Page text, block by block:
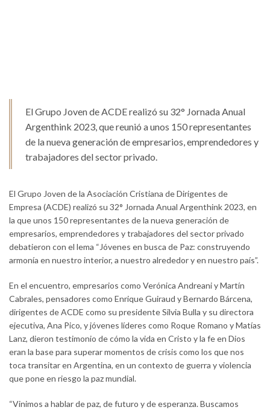
El Grupo Joven de ACDE realizó su 32° Jornada Anual
Argenthink 2023, que reunió a unos 150 representantes
de la nueva generación de empresarios, emprendedores y
trabajadores del sector privado.
El Grupo Joven de la Asociación Cristiana de Dirigentes de
Empresa (ACDE) realizó su 32° Jornada Anual Argenthink 2023, en
la que unos 150 representantes de la nueva generación de
empresarios, emprendedores y trabajadores del sector privado
debatieron con el lema “Jóvenes en busca de Paz: construyendo
armonía en nuestro interior, a nuestro alrededor y en nuestro país”.
En el encuentro, empresarios como Verónica Andreani y Martín
Cabrales, pensadores como Enrique Guiraud y Bernardo Bárcena,
dirigentes de ACDE como su presidente Silvia Bulla y su directora
ejecutiva, Ana Pico, y jóvenes líderes como Roque Romano y Matías
Lanz, dieron testimonio de cómo la vida en Cristo y la fe en Dios
eran la base para superar momentos de crisis como los que nos
toca transitar en Argentina, en un contexto de guerra y violencia
que pone en riesgo la paz mundial.
“Vinimos a hablar de paz, de futuro y de esperanza. Buscamos